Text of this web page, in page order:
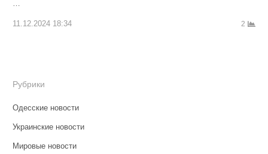
…
11.12.2024 18:34 2
Рубрики
Одесские новости
Украинские новости
Мировые новости